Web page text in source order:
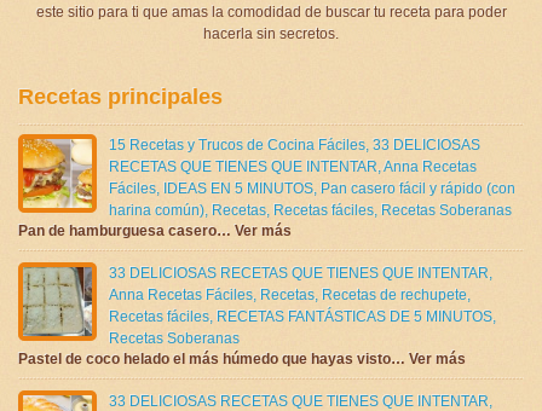
este sitio para ti que amas la comodidad de buscar tu receta para poder
hacerla sin secretos.
Recetas principales
15 Recetas y Trucos de Cocina Fáciles, 33 DELICIOSAS
RECETAS QUE TIENES QUE INTENTAR,Anna Recetas
Fáciles, IDEAS EN 5 MINUTOS, Pan casero fácil y rápido (con
harina común), Recetas, Recetas fáciles, Recetas Soberanas
Pan de hamburguesa casero… Ver más
33 DELICIOSAS RECETAS QUE TIENES QUE INTENTAR,
Anna Recetas Fáciles, Recetas, Recetas de rechupete,
Recetas fáciles, RECETAS FANTÁSTICAS DE 5 MINUTOS,
Recetas Soberanas
Pastel de coco helado el más húmedo que hayas visto… Ver más
33 DELICIOSAS RECETAS QUE TIENES QUE INTENTAR,